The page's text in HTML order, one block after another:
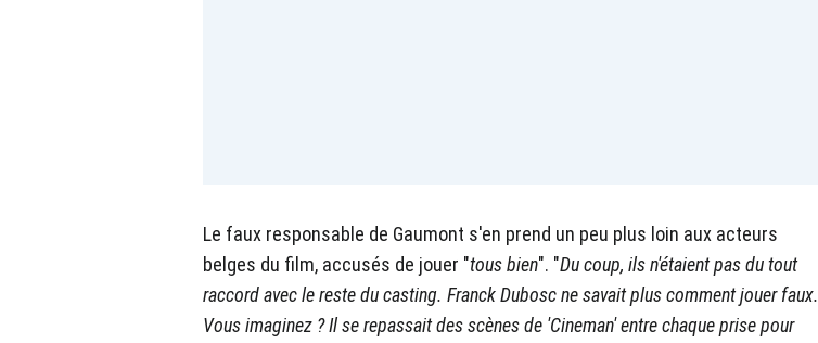
Le faux responsable de Gaumont s'en prend un peu plus loin aux acteurs
belges du film, accusés de jouer "tous bien". "Du coup, ils n'étaient pas du tout
raccord avec le reste du casting. Franck Dubosc ne savait plus comment jouer faux.
Vous imaginez ? Il se repassait des scènes de 'Cineman' entre chaque prise pour